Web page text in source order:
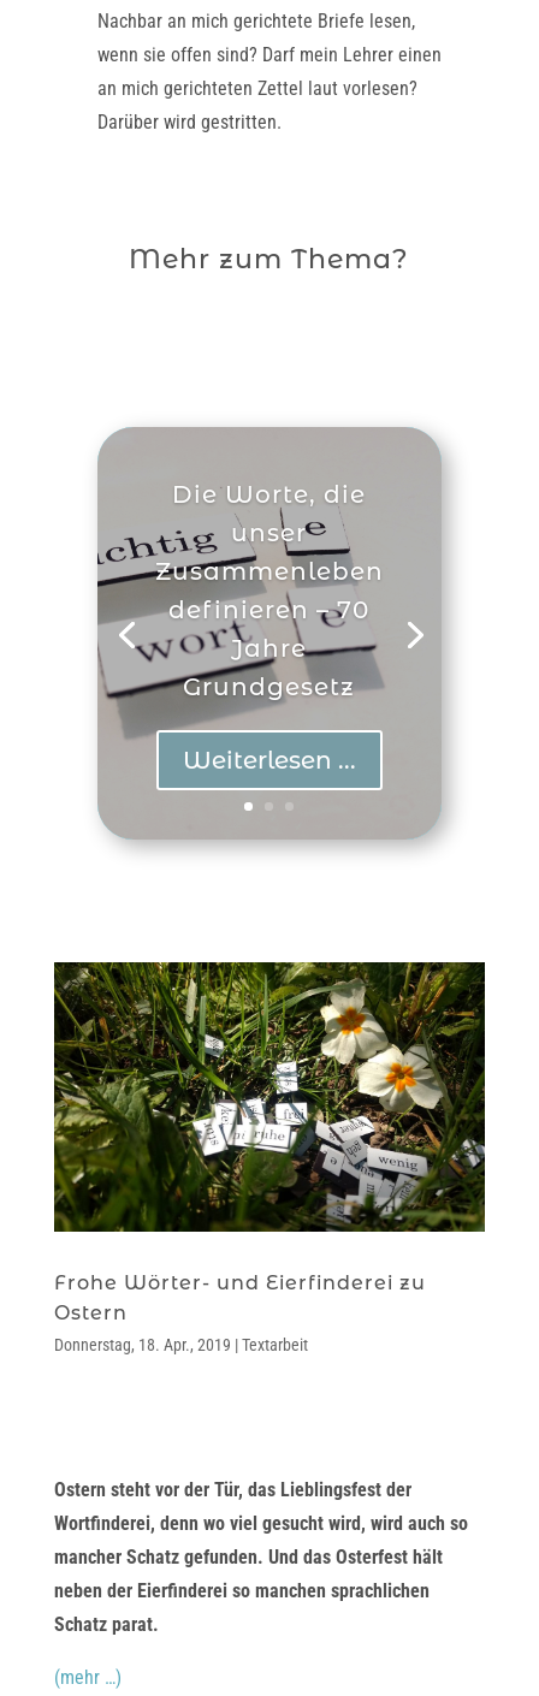
Nachbar an mich gerichtete Briefe lesen,
wenn sie offen sind? Darf mein Lehrer einen
an mich gerichteten Zettel laut vorlesen?
Darüber wird gestritten.
Mehr zum Thema?
Die Worte, die
unser
Zusammenleben
definieren – 70
Jahre
Grundgesetz
Weiterlesen ...
Frohe Wörter- und Eierfinderei zu
Ostern
Donnerstag, 18. Apr., 2019 |Textarbeit
Ostern steht vor der Tür, das Lieblingsfest der
Wortfinderei, denn wo viel gesucht wird, wird auch so
mancher Schatz gefunden. Und das Osterfest hält
neben der Eierfinderei so manchen sprachlichen
Schatz parat.
(mehr …)